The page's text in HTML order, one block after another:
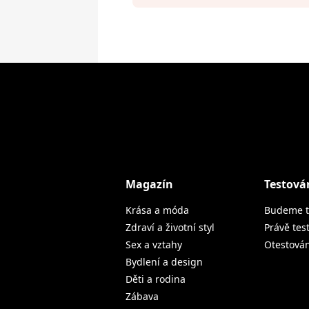
Magazín
Krása a móda
Zdraví a životní styl
Sex a vztahy
Bydlení a design
Děti a rodina
Zábava
Budeme
Právě